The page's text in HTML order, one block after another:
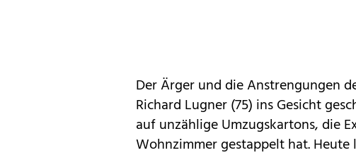
Der Ärger und die Anstrengungen
Richard Lugner (75) ins Gesicht
auf unzählige Umzugskartons, die
Wohnzimmer gestappelt hat.